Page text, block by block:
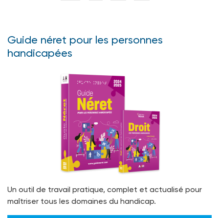
Guide néret pour les personnes
handicapées
Un outil de travail pratique, complet et actualisé pour
maîtriser tous les domaines du handicap.